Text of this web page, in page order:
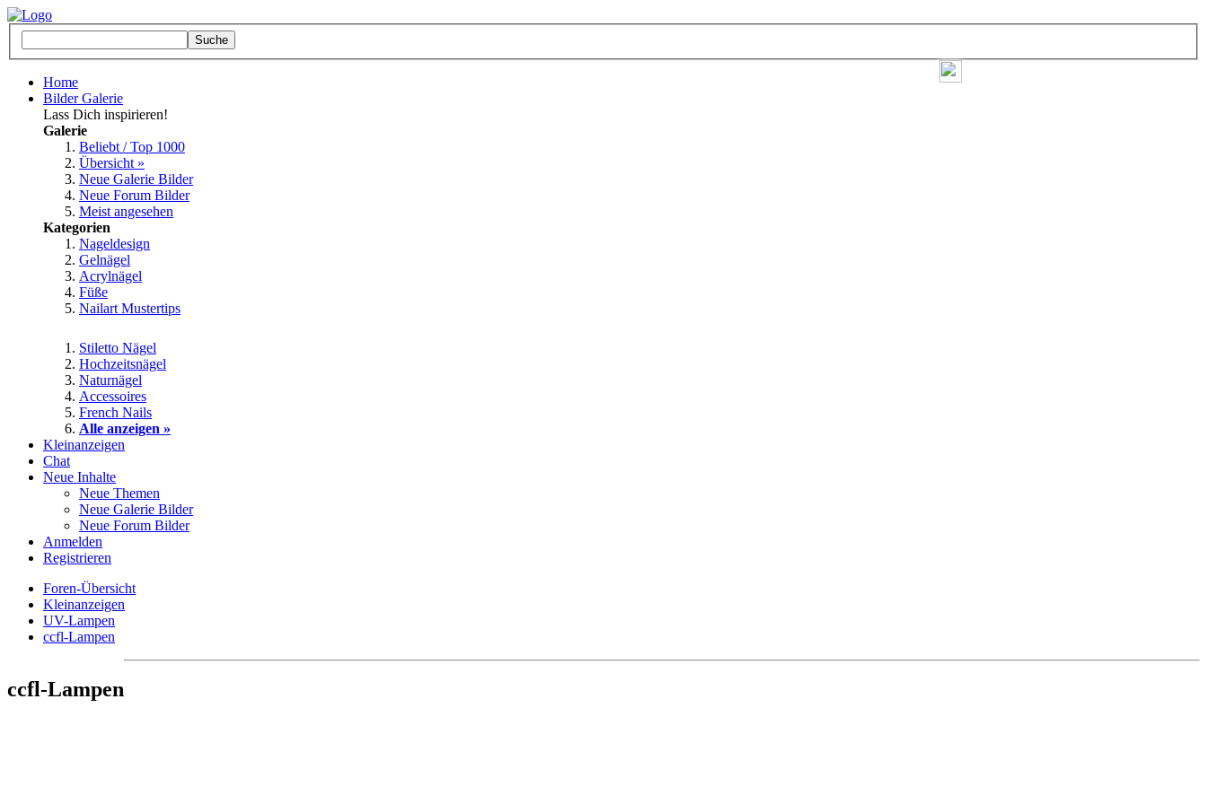
Home
Bilder Galerie
Lass Dich inspirieren!
Galerie
Beliebt / Top 1000
Übersicht »
Neue Galerie Bilder
Neue Forum Bilder
Meist angesehen
Kategorien
Nageldesign
Gelnägel
Acrylnägel
Füße
Nailart Mustertips
Stiletto Nägel
Hochzeitsnägel
Naturnägel
Accessoires
French Nails
Alle anzeigen »
Kleinanzeigen
Chat
Neue Inhalte
Neue Themen
Neue Galerie Bilder
Neue Forum Bilder
Anmelden
Registrieren
Foren-Übersicht
Kleinanzeigen
UV-Lampen
ccfl-Lampen
ccfl-Lampen